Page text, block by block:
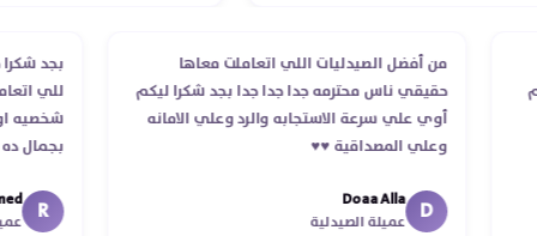
من أفضل الصيدليات اللي اتعاملت معاها
حقيقي ناس محترمه جدا جدا جدا بجد شكرا ليكم
أوي علي سرعة الاستجابه والرد وعلي الامانه
وعلي المصداقية ♥️♥️‏
D
Doaa Alla
عميلة الصيدلية
بجد
للي
R